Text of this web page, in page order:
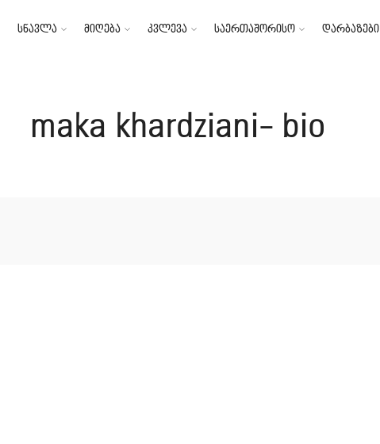
სწავლა მიღება კვლევა საერთაშორისო დარბაზები
maka khardziani- bio